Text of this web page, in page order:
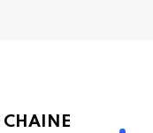
CHAINE